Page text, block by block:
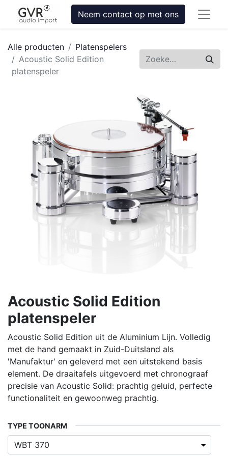
Neem contact op met ons
Alle producten
Platenspelers
Acoustic Solid Edition
platenspeler
Acoustic Solid Edition
platenspeler
Acoustic Solid Edition uit de Aluminium Lijn. Volledig
met de hand gemaakt in Zuid-Duitsland als
'Manufaktur' en geleverd met een uitstekend basis
element. De draaitafels uitgevoerd met chronograaf
precisie van Acoustic Solid: prachtig geluid, perfecte
functionaliteit en gewoonweg prachtig.
TYPE TOONARM